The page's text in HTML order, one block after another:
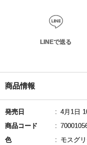
LINEで送る
商品情報
発売日
4月1日
商品コード
色
モスグ